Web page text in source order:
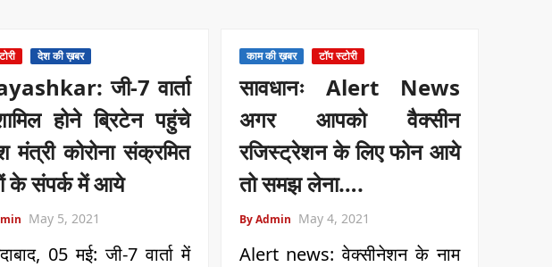
देश की ख़बर
जी-7 वार्ता
होने ब्रिटेन पहुंचे
मंत्री कोरोना संक्रमित
के संपर्क में आये
May 5, 2021
05 मई: जी-7 वार्ता में
काम की ख़बर टॉप स्टोरी
सावधानः Alert News
अगर आपको वैक्सीन
रजिस्ट्रेशन के लिए फोन आये
तो समझ लेना….
By Admin May 4, 2021
Alert news: वेक्सीनेशन के नाम